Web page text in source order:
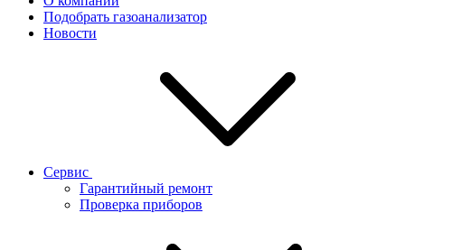
Подобрать газоанализатор
Новости
Сервис
Гарантийный ремонт
Проверка приборов